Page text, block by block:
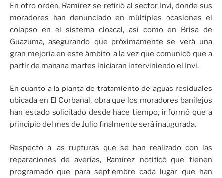
En otro orden, Ramírez se refirió al sector Invi, donde sus
moradores han denunciado en múltiples ocasiones el
colapso en el sistema cloacal, así como en Brisa de
Guazuma, asegurando que próximamente se verá una
gran mejoría en este ámbito, a la vez que comunicó que a
partir de mañana martes iniciaran interviniendo el Invi.
En cuanto a la planta de tratamiento de aguas residuales
ubicada en El Corbanal, obra que los moradores banilejos
han estado solicitado desde hace tiempo, informó que a
principio del mes de Julio finalmente será inaugurada.
Respecto a las rupturas que se han realizado con las
reparaciones de averías, Ramírez notificó que tienen
programado que para septiembre cada lugar que han